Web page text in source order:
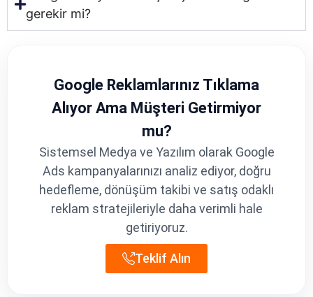
gerekir mi?
Google Reklamlarınız Tıklama
Alıyor Ama Müşteri Getirmiyor
mu?
Sistemsel Medya ve Yazılım olarak Google
Ads kampanyalarınızı analiz ediyor, doğru
hedefleme, dönüşüm takibi ve satış odaklı
reklam stratejileriyle daha verimli hale
getiriyoruz.
Teklif Alın